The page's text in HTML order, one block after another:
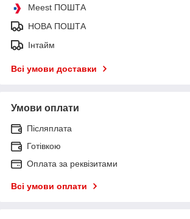
Meest ПОШТА
НОВА ПОШТА
Інтайм
Всі умови доставки
Умови оплати
Післяплата
Готівкою
Оплата за реквізитами
Всі умови оплати